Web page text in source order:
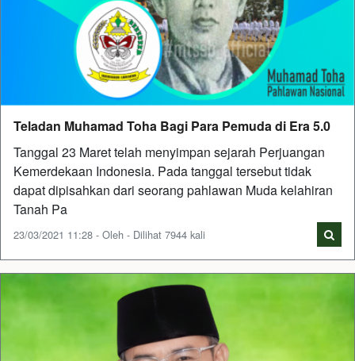
Teladan Muhamad Toha Bagi Para Pemuda di Era 5.0
Tanggal 23 Maret telah menyimpan sejarah Perjuangan
Kemerdekaan Indonesia. Pada tanggal tersebut tidak
dapat dipisahkan dari seorang pahlawan Muda kelahiran
Tanah Pa
23/03/2021 11:28 - Oleh - Dilihat 7944 kali